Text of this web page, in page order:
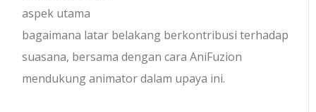
aspek utama
bagaimana latar belakang berkontribusi terhadap
suasana, bersama dengan cara AniFuzion
mendukung animator dalam upaya ini.